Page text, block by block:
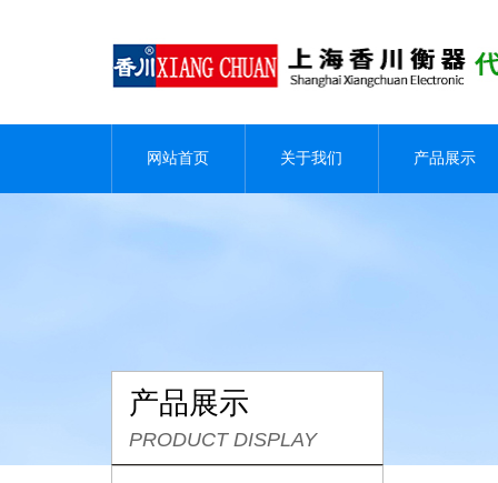
网站首页 关于我们 产品展示
产品展示
PRODUCT DISPLAY